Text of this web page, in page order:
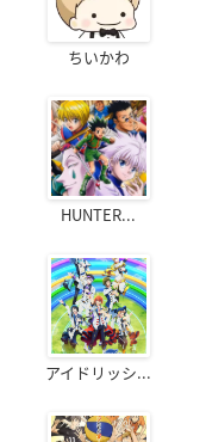
ちいかわ
HUNTER...
アイドリッシ...